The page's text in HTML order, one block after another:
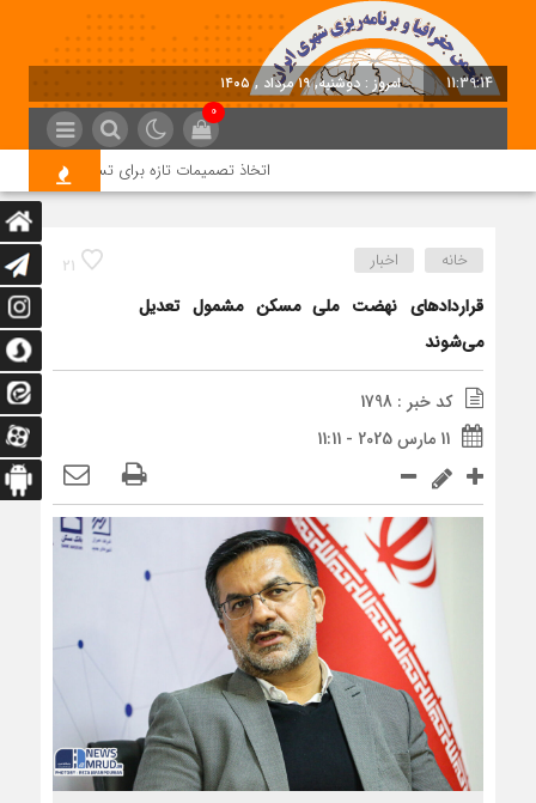
11:39:15 امروز : دوشنبه, ۱۹ مرداد , ۱۴۰۵
0
اتخاذ تصمیمات تازه برای تسریع در روند
21 خانه اخبار
قراردادهای نهضت ملی مسکن مشمول تعدیل
می‌شوند
کد خبر : 1798
11 مارس 2025 - 11:11